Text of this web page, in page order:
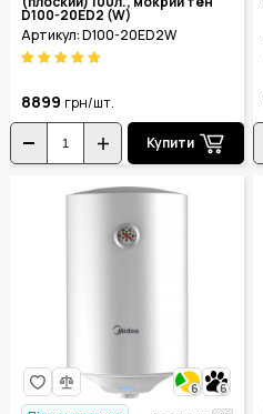
D100-20ED2 (W)
Артикул: D100-20ED2W
8899 грн/шт.
Купити
6
6